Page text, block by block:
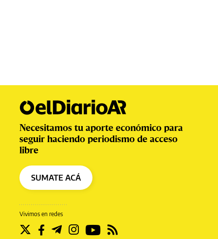
Vivimos en redes
Necesitamos tu aporte económico para
seguir haciendo periodismo de acceso
libre
SUMATE ACÁ